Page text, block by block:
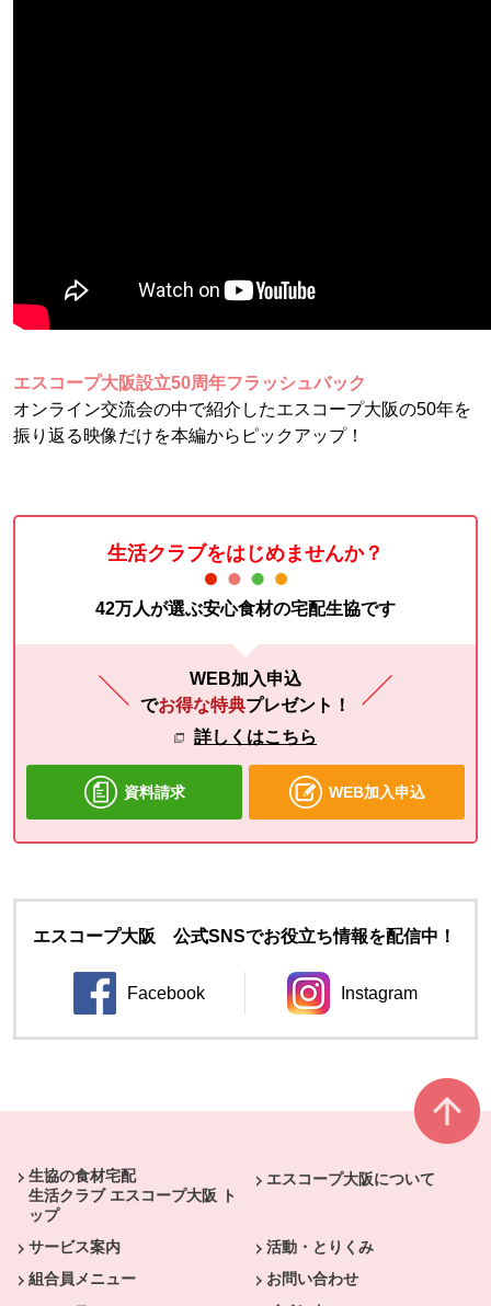
エスコープ大阪設立50周年フラッシュバック
オンライン交流会の中で紹介したエスコープ大阪の50年を
振り返る映像だけを本編からピックアップ！
生活クラブをはじめませんか？
42万人が選ぶ安心食材の宅配生協です
WEB加入申込
でお得な特典プレゼント！
詳しくはこちら
資料請求 WEB加入申込
エスコープ大阪 公式SNSでお役立ち情報を配信中！
Facebook
別のウィンドウで開きます。
Instagram
別のウィンドウ
生協の食材宅配
生活クラブ エスコープ大阪 ト
ップ
エスコープ大阪について
サービス案内
活動・とりくみ
組合員メニュー
お問い合わせ